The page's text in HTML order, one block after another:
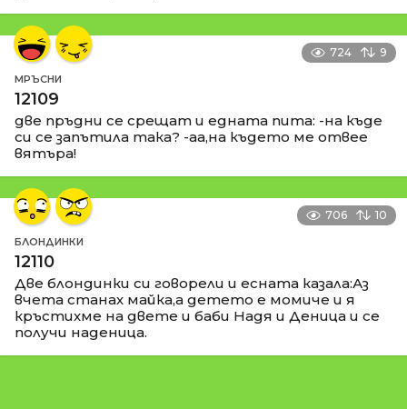
724 9
МРЪСНИ
12109
две пръдни се срещат и едната пита: -на къде
си се запътила така? -аа,на където ме отвее
вятъра!
706 10
БЛОНДИНКИ
12110
Две блондинки си говорели и есната казала:Аз
вчета станах майка,а детето е момиче и я
кръстихме на двете и баби Надя и Деница и се
получи наденица.